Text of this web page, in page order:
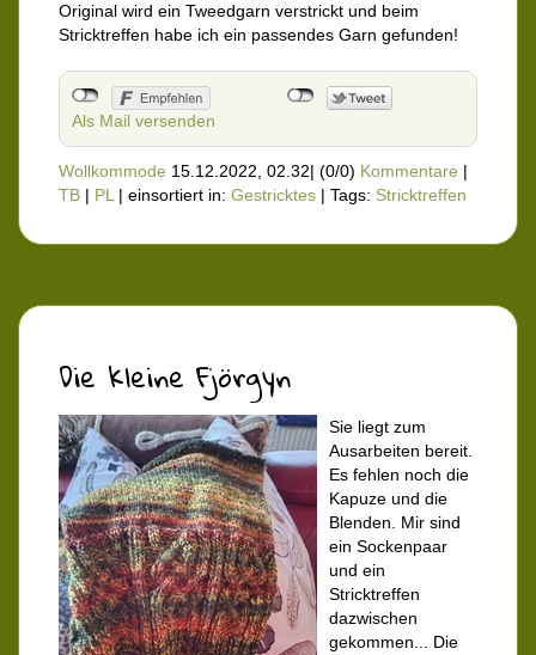
Original wird ein Tweedgarn verstrickt und beim
Stricktreffen habe ich ein passendes Garn gefunden!
Als Mail versenden
Wollkommode 15.12.2022, 02.32| (0/0) Kommentare |
TB | PL| einsortiert in: Gestricktes | Tags: Stricktreffen
Die kleine Fjörgyn
Sie liegt zum
Ausarbeiten bereit.
Es fehlen noch die
Kapuze und die
Blenden. Mir sind
ein Sockenpaar
und ein
Stricktreffen
dazwischen
gekommen... Die